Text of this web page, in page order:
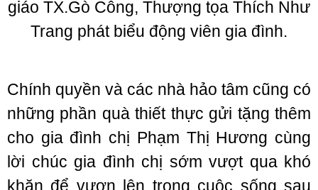
giáo TX.Gò Công, Thượng tọa Thích Như
Trang phát biểu động viên gia đình.
Chính quyền và các nhà hảo tâm cũng có
những phần quà thiết thực gửi tặng thêm
cho gia đình chị Phạm Thị Hương cùng
lời chúc gia đình chị sớm vượt qua khó
khăn để vươn lên trong cuộc sống sau